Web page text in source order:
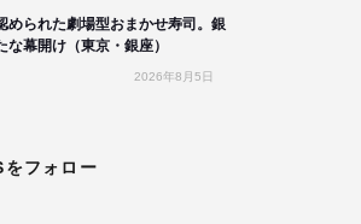
められた劇場型おまかせ寿司。銀
な幕開け（東京・銀座）
2026年8月5日
フォロー